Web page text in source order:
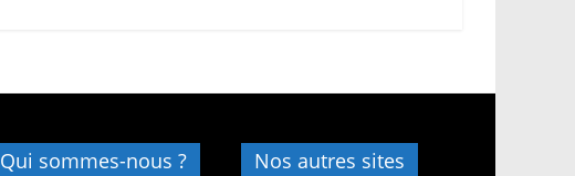
Qui sommes-nous ? Nos autres sites